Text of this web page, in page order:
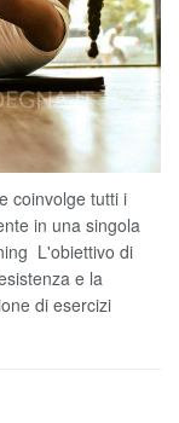
coinvolge tutti i
in una singola
L'obiettivo di
e la
di esercizi